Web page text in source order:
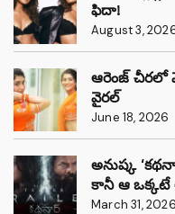
ఫిదా!
August 3,
ఆరెంజ్ చీరలో
వైరల్
June 18, 2026
అనుష్క
కానీ ఆ ఒక్కటే
March 31, 2026